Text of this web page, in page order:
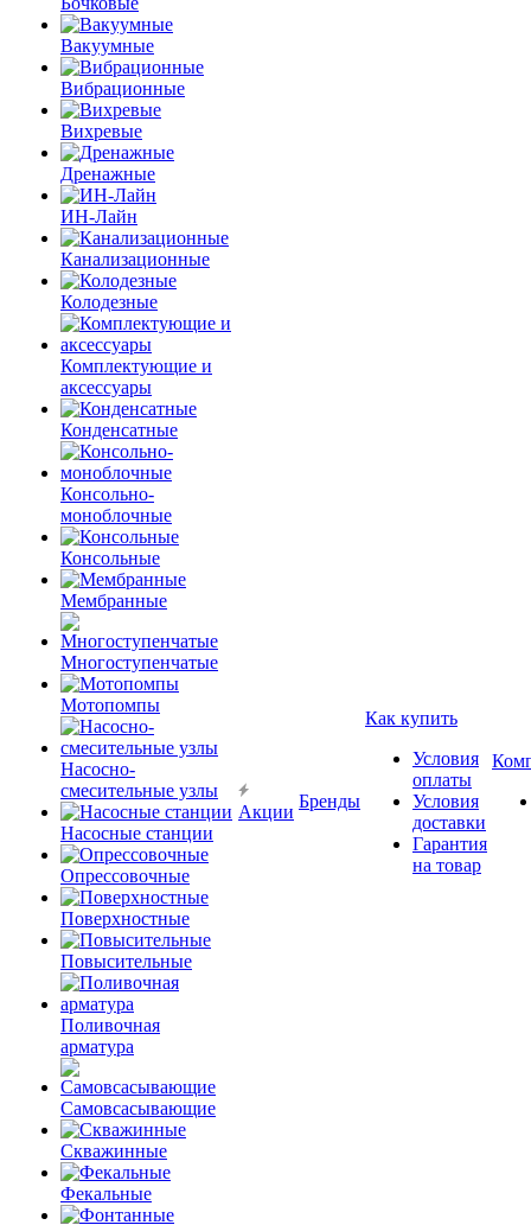
Вакуумные
Вибрационные
Вихревые
Дренажные
ИН-Лайн
Канализационные
Колодезные
Комплектующие и
аксессуары
Конденсатные
Консольно-
моноблочные
Консольные
Мембранные
Многоступенчатые
Мотопомпы
Насосно-
смесительные узлы
Насосные станции
Опрессовочные
Поверхностные
Повысительные
Поливочная
арматура
Самовсасывающие
Скважинные
Фекальные
Акции
Бренды
Как купить
Условия
оплаты
Условия
доставки
Гарантия
на товар